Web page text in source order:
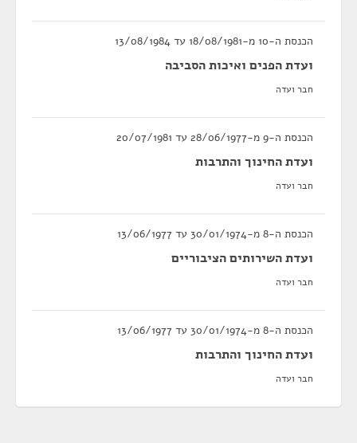
הכנסת ה-10 מ-18/08/1981 עד 13/08/1984
ועדת הפנים ואיכות הסביבה
חבר ועדה
הכנסת ה-9 מ-28/06/1977 עד 20/07/1981
ועדת החינוך והתרבות
חבר ועדה
הכנסת ה-8 מ-30/01/1974 עד 13/06/1977
ועדת השירותים הציבוריים
חבר ועדה
הכנסת ה-8 מ-30/01/1974 עד 13/06/1977
ועדת החינוך והתרבות
חבר ועדה